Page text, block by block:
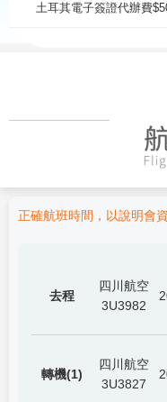
土耳其電子簽證代辦費
正確航班時間，以說明會
去程
四川航空
3U3982
轉機(1)
四川航空
3U3827